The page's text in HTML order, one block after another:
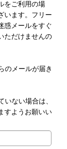
をご利用の場
います。フリー
惑メールをすぐ
ただけませんの
のメールが届き
ない場合は、
すようお願いい